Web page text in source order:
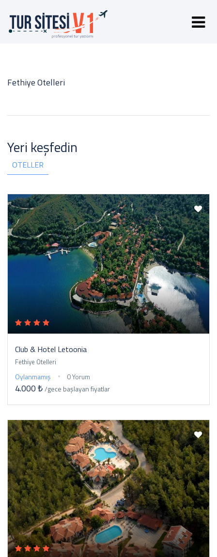
Fethiye Otelleri
Yeri keşfedin
OTELLER
Club & Hotel Letoonia
Fethiye Otelleri
Oylanmamış 0 Yorum
4.000 ₺/gece başlayan fiyatlar